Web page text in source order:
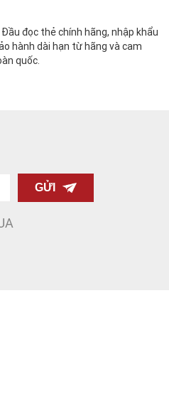
đọc thẻ chính hãng, nhập khẩu
hành dài hạn từ hãng và cam
quốc.
GỬI